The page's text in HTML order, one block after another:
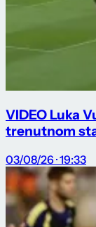
VIDEO Luka
trenutnom
03/08/26 · 19:33